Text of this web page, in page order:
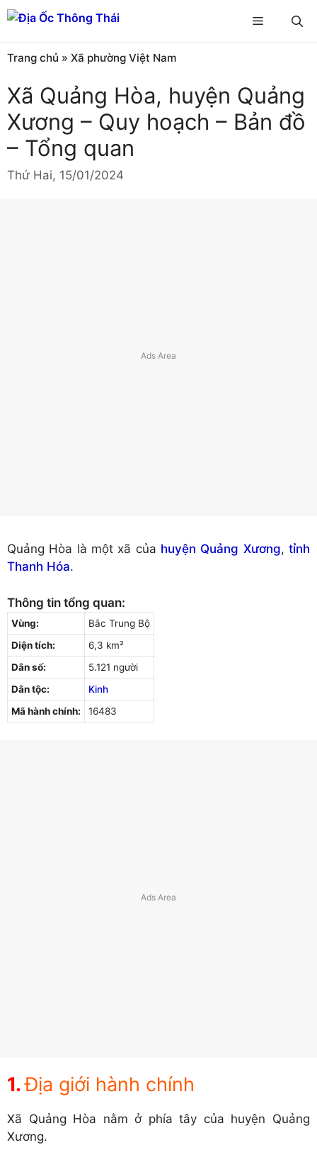
Chuyển
đến
nội
dung
Menu
Trang chủ » Xã phường Việt Nam
Xã Quảng Hòa, huyện Quảng
Xương – Quy hoạch – Bản đồ
– Tổng quan
Thứ Hai, 15/01/2024
Quảng Hòa là một xã của huyện Quảng Xương,tỉnh
Thanh Hóa.
Thông tin tổng quan:
Vùng:
Bắc Trung Bộ
Diện tích:
6,3 km²
Dân số:
5.121 người
Dân tộc:
Kinh
Mã hành chính:
16483
Địa giới hành chính
Xã Quảng Hòa nằm ở phía tây của huyện Quảng
Xương.